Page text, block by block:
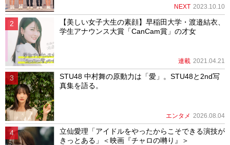
NEXT 2023.10.10
【美しい女子大生の素顔】早稲田大学・渡邉結衣、
学生アナウンス大賞「CanCam賞」の才女
連載 2021.04.21
STU48 中村舞の原動力は「愛」。STU48と2nd写
真集を語る。
エンタメ 2026.08.04
立仙愛理「アイドルをやったからこそできる演技が
きっとある」＜映画『チャロの囀り』＞